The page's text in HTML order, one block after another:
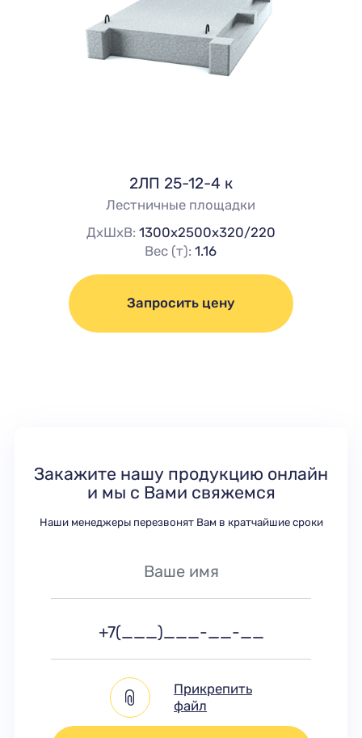
2ЛП 25-12-4 к
Лестничные площадки
ДхШхВ: 1300х2500х320/220
Вес (т):1.16
Запросить цену
Закажите нашу продукцию онлайн
и мы с Вами свяжемся
Наши менеджеры перезвонят Вам в кратчайшие сроки
Прикрепить
файл